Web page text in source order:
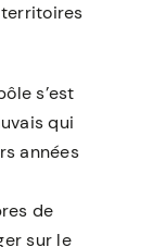
s’est
qui
années
de
sur le